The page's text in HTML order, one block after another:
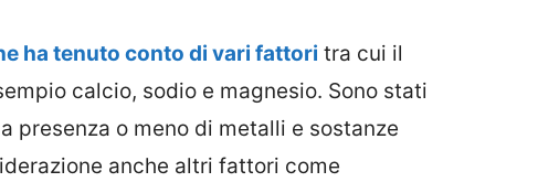
ha tenuto conto di vari fattori tra cui il
calcio, sodio e magnesio. Sono stati
o meno di metalli e sostanze
anche altri fattori come